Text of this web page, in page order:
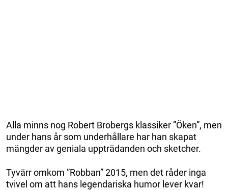
Alla minns nog Robert Brobergs klassiker ”Öken”, men
under hans år som underhållare har han skapat
mängder av geniala uppträdanden och sketcher.
Tyvärr omkom ”Robban” 2015, men det råder inga
tvivel om att hans legendariska humor lever kvar!